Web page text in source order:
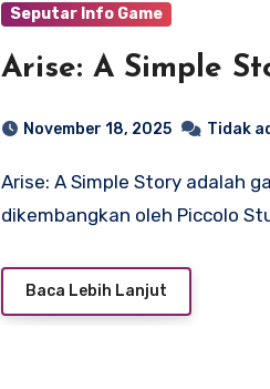
Seputar Info Game
Arise: A Simple
November 18, 2025 Tidak
Arise: A Simple Story adalah game puzzle–platform yang
dikembangkan oleh Piccolo
Baca Lebih Lanjut